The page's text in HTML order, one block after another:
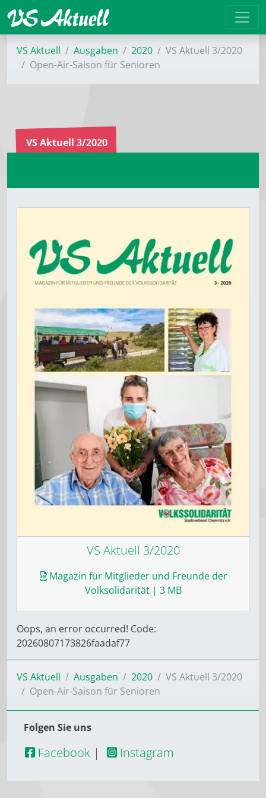
VS Aktuell Ausgaben 2020
VS Aktuell 3/2020
Open-Air-Saison für Senioren
VS Aktuell 3/2020
VS Aktuell 3/2020
Magazin für Mitglieder und Freunde der
Volksolidarität| 3 MB
Oops, an error occurred! Code:
20260807173826faadaf77
VS Aktuell Ausgaben 2020
VS Aktuell 3/2020
Open-Air-Saison für Senioren
Folgen Sie uns
Facebook | Instagram